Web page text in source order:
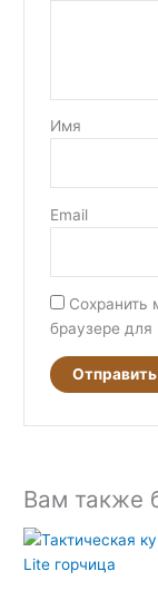
Имя
Email
Сохранить
браузере
Вам также